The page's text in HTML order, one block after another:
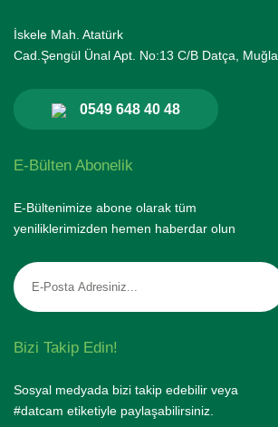
İskele Mah. Atatürk
Cad.Şengül Ünal Apt. No:13 C/B Datça, Muğla
0549 648 40 48
E-Bülten Abonelik
E-Bültenimize abone olarak tüm
yeniliklerimizden hemen haberdar olun
Bizi Takip Edin!
Sosyal medyada bizi takip edebilir veya
#datcam etiketiyle paylaşabilirsiniz.